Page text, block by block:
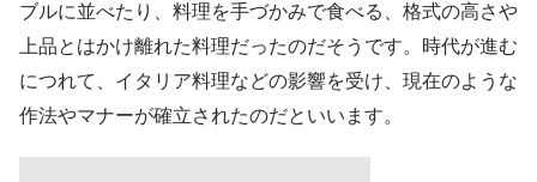
ブルに並べたり、料理を手づかみで食べる、格式の高さや
上品とはかけ離れた料理だったのだそうです。時代が進む
につれて、イタリア料理などの影響を受け、現在のような
作法やマナーが確立されたのだといいます。